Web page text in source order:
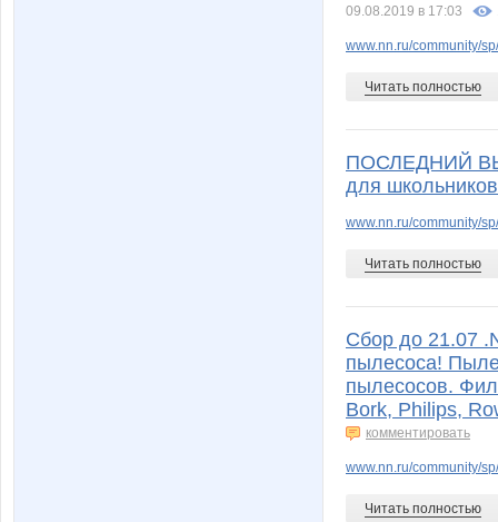
09.08.2019 в 17:03
www.nn.ru/community/
Читать полностью
ПОСЛЕДНИЙ
для
www.nn.ru/community/
Читать полностью
Сбор до 21.07
пылесоса!
пылесосов.
Bork, Philips,
комментировать
www.nn.ru/community/
Читать полностью